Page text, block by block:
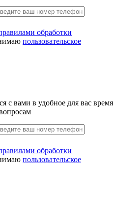
обработки
пользовательское
с вами в удобное для вас время
обработки
пользовательское